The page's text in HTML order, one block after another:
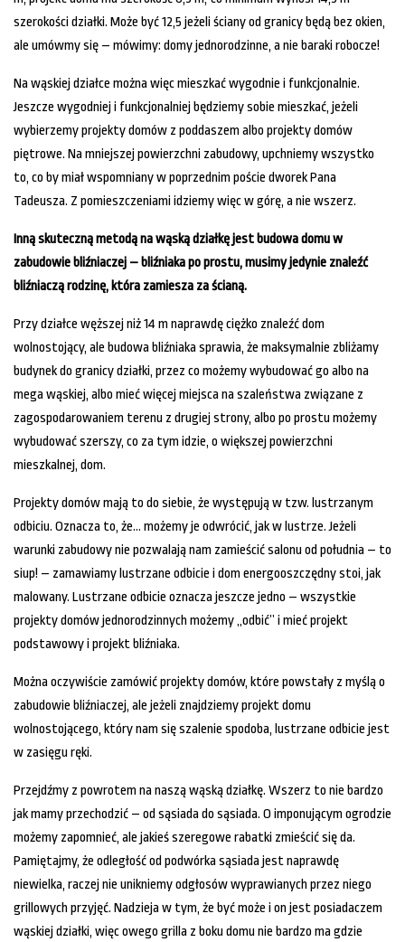
szerokości działki. Może być 12,5 jeżeli ściany od granicy będą bez okien,
ale umówmy się – mówimy: domy jednorodzinne, a nie baraki robocze!
Na wąskiej działce można więc mieszkać wygodnie i funkcjonalnie.
Jeszcze wygodniej i funkcjonalniej będziemy sobie mieszkać, jeżeli
wybierzemy projekty domów z poddaszem albo projekty domów
piętrowe. Na mniejszej powierzchni zabudowy, upchniemy wszystko
to, co by miał wspomniany w poprzednim poście dworek Pana
Tadeusza. Z pomieszczeniami idziemy więc w górę, a nie wszerz.
Inną skuteczną metodą na wąską działkę jest budowa domu w
zabudowie bliźniaczej – bliźniaka po prostu, musimy jedynie znaleźć
bliźniaczą rodzinę, która zamiesza za ścianą.
Przy działce węższej niż 14 m naprawdę ciężko znaleźć dom
wolnostojący, ale budowa bliźniaka sprawia, że maksymalnie zbliżamy
budynek do granicy działki, przez co możemy wybudować go albo na
mega wąskiej, albo mieć więcej miejsca na szaleństwa związane z
zagospodarowaniem terenu z drugiej strony, albo po prostu możemy
wybudować szerszy, co za tym idzie, o większej powierzchni
mieszkalnej, dom.
Projekty domów mają to do siebie, że występują w tzw. lustrzanym
odbiciu. Oznacza to, że… możemy je odwrócić, jak w lustrze. Jeżeli
warunki zabudowy nie pozwalają nam zamieścić salonu od południa – to
siup! – zamawiamy lustrzane odbicie i dom energooszczędny stoi, jak
malowany. Lustrzane odbicie oznacza jeszcze jedno – wszystkie
projekty domów jednorodzinnych możemy „odbić” i mieć projekt
podstawowy i projekt bliźniaka.
Można oczywiście zamówić projekty domów, które powstały z myślą o
zabudowie bliźniaczej, ale jeżeli znajdziemy projekt domu
wolnostojącego, który nam się szalenie spodoba, lustrzane odbicie jest
w zasięgu ręki.
Przejdźmy z powrotem na naszą wąską działkę. Wszerz to nie bardzo
jak mamy przechodzić – od sąsiada do sąsiada. O imponującym ogrodzie
możemy zapomnieć, ale jakieś szeregowe rabatki zmieścić się da.
Pamiętajmy, że odległość od podwórka sąsiada jest naprawdę
niewielka, raczej nie unikniemy odgłosów wyprawianych przez niego
grillowych przyjęć. Nadzieja w tym, że być może i on jest posiadaczem
wąskiej działki, więc owego grilla z boku domu nie bardzo ma gdzie